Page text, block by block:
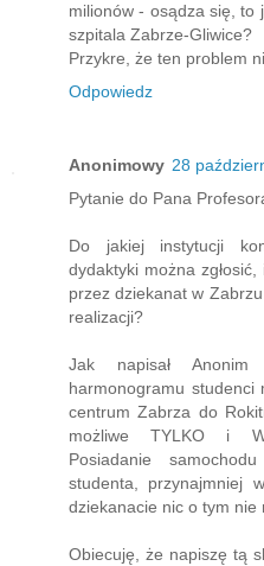
milionów - osądza się, to
szpitala Zabrze-Gliwice?
Przykre, że ten problem
Odpowiedz
Anonimowy 28
Pytanie do Pana
Do jakiej instytucji
dydaktyki można
przez dziekanat w
realizacji?
Jak napisał
harmonogramu
centrum Zabrza do
możliwe TYLKO i
Posiadanie
studenta, przynajmniej
dziekanacie nic o tym nie
Obiecuję, że napiszę tą